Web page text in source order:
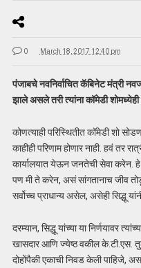
0 March 18, 2017 12:40 pm
पंजाबचे नवनिर्वाचित कॅबिनेट मंत्री
झाले असले तरी त्यांना कॉमेडी
कोणत्याही परिस्थितीत कॉमेडी शो
काहीही परिणाम होणार नाही. हवं तर
कार्यालयात येऊन जनतेची सेवा
पण मी ते करेन, असं सांगतानाच जीव
सर्वोच्च प्राधान्य असेल, असेही सिद्धू
दरम्यान, सिद्धू यांच्या या निर्णयावर
खासदार आणि ज्येष्ठ वकील के.टी.एस.
दोहोंपैकी एकाची निवड केली पाहिजे,